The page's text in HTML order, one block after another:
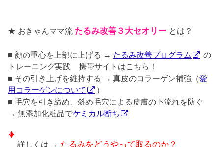
★ おきゃんママ流 たるみ改善３大セオリー とは？
■ 顔の重心を上部に上げる → たるみ改善プログラム
の
トレーニング実践 携帯サイトはこちら！
■ その引き上げを維持する → 真皮のコラーゲン補強（愛
用コラーゲンについて
）
■ 毛穴を引き締め、斜め毛穴による皮膚の下流れを防ぐ
→ 無添加化粧品でケミカル断ち
詳しくは → たるみをどうやって取るのか？